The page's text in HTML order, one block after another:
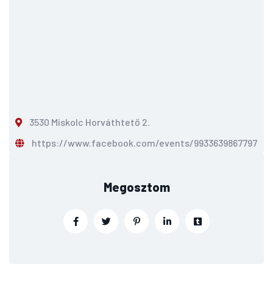
3530 Miskolc Horváthtető 2.
https://www.facebook.com/events/
Megosztom